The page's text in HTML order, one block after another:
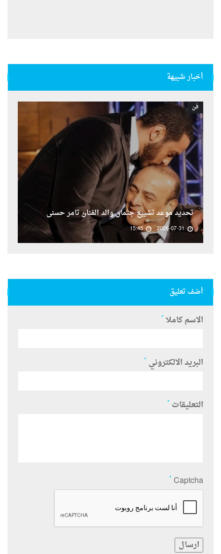
أخبار شبيهة
فن
تحديد موعد تشييع جثمان والد الفنان تامر حسنى
2026-07-31
15:45
أضف تعليق
الاسم كاملا *
البريد الالكتروني *
التعليقات *
Captcha
*
ارسال